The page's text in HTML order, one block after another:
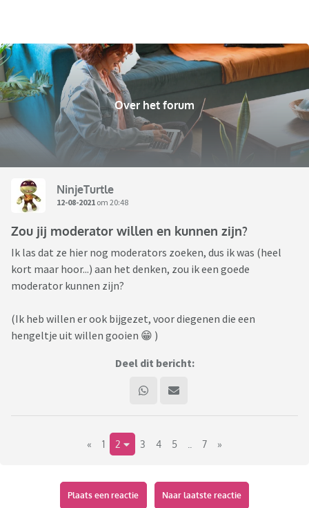
Over het forum
NinjeTurtle
12-08-2021 om 20:48
Zou jij moderator willen en kunnen zijn?
Ik las dat ze hier nog moderators zoeken, dus ik was (heel
kort maar hoor...) aan het denken, zou ik een goede
moderator kunnen zijn?
(Ik heb willen er ook bijgezet, voor diegenen die een
hengeltje uit willen gooien 😁 )
Deel dit bericht:
« 1 2 3 4 5 7 »
Plaats een reactie Naar laatste reactie